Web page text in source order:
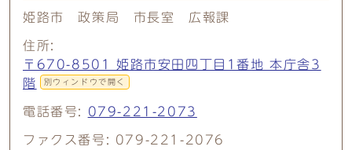
姫路市 政策局 市長室 広報課
住所:
〒670-8501 姫路市安田四丁目1番地 本庁舎3
階
別ウィンドウで開く
電話番号: 079-221-2073
ファクス番号: 079-221-2076